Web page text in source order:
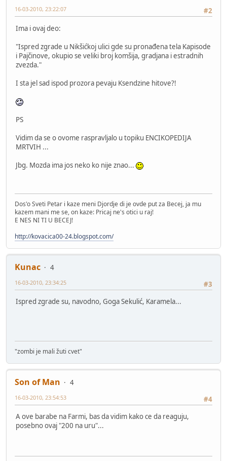
#2
16-03-2010, 23:22:07
Ima i ovaj deo:
"Ispred zgrade u Nikšićkoj ulici gde su pronađena tela Kapisode
i Pajčinove, okupio se veliki broj komšija, gradjana i estradnih
zvezda."
I sta jel sad ispod prozora pevaju Ksendzine hitove?!
PS
Vidim da se o ovome raspravljalo u topiku ENCIKOPEDIJA
MRTVIH ...
Jbg. Mozda ima jos neko ko nije znao...
Dos'o Sveti Petar i kaze meni Djordje di je ovde put za Becej, ja mu
kazem mani me se, on kaze: Pricaj ne's otici u raj!
E NES NI TI U BECEJ!
http://kovacica00-24.blogspot.com/
Kunac
4
#3
16-03-2010, 23:34:25
Ispred zgrade su, navodno, Goga Sekulić, Karamela...
"zombi je mali žuti cvet"
Son of Man
4
#4
16-03-2010, 23:54:53
A ove barabe na Farmi, bas da vidim kako ce da reaguju,
posebno ovaj "200 na uru"...